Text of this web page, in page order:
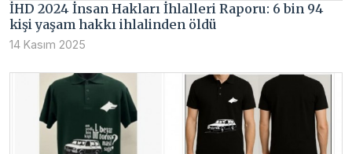
İHD 2024 İnsan Hakları İhlalleri Raporu: 6 bin 94
kişi yaşam hakkı ihlalinden öldü
14 Kasım 2025